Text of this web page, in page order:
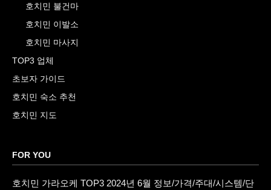
호치민 불건마
호치민 이발소
호치민 마사지
TOP3 업체
초보자 가이드
호치민 숙소 추천
호치민 지도
FOR YOU
호치민 가라오케 TOP3 2024년 6월 정보/가격/주대/시스템/단